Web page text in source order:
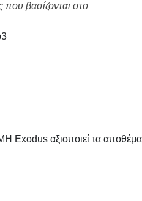
που βασίζονται στο
της Pump.fun
Η Exodus αξιοποιεί τα